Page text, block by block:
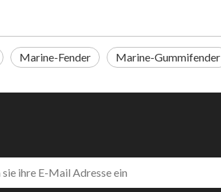
Marine-Fender Marine-Gummifender